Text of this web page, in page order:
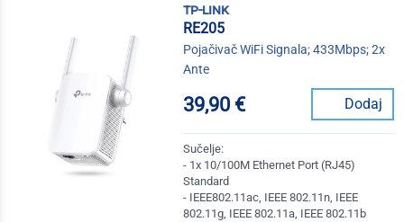
tp-link
RE205
Pojačivač WiFi Signala; 433Mbps; 2x
Ante
39,90 € Dodaj
Sučelje:
- 1x 10/100M Ethernet Port (RJ45)
Standard
- IEEE802.11ac, IEEE 802.11n, IEEE
802.11g, IEEE 802.11a, IEEE 802.11b